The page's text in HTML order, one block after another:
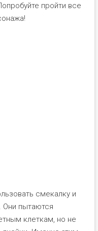
пройти все
смекалку и
Они пытаются
клеткам, но не